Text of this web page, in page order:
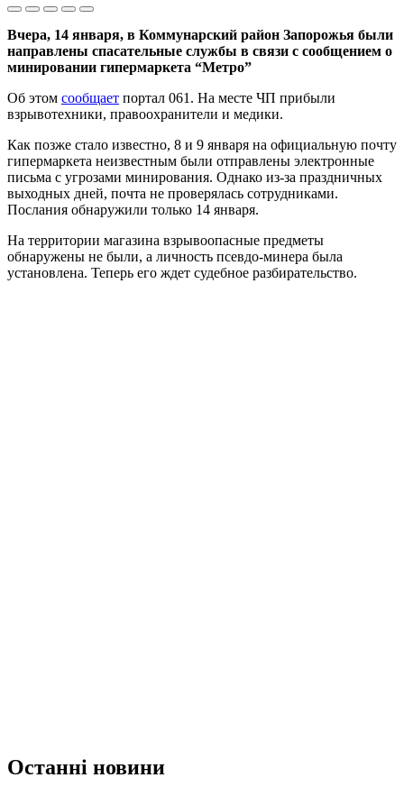
Вчера, 14 января, в Коммунарский район Запорожья были
направлены спасательные службы в связи с сообщением о
минировании гипермаркета “Метро”
Об этом сообщает портал 061. На месте ЧП прибыли
взрывотехники, правоохранители и медики.
Как позже стало известно, 8 и 9 января на официальную почту
гипермаркета неизвестным были отправлены электронные
письма с угрозами минирования. Однако из-за праздничных
выходных дней, почта не проверялась сотрудниками.
Послания обнаружили только 14 января.
На территории магазина взрывоопасные предметы
обнаружены не были, а личность псевдо-минера была
установлена. Теперь его ждет судебное разбирательство.
Останні новини